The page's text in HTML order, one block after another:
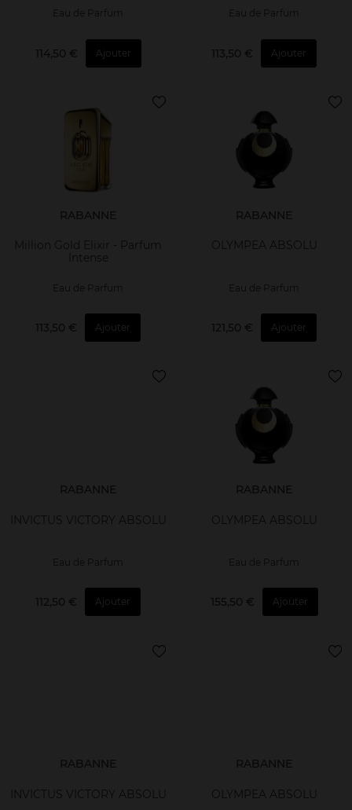
Eau de Parfum
114,50 € Ajouter
Eau de Parfum
113,50 € Ajouter
RABANNE
Million Gold Elixir - Parfum
Intense
Eau de Parfum
113,50 € Ajouter
RABANNE
OLYMPEA ABSOLU
Eau de Parfum
121,50 € Ajouter
RABANNE
INVICTUS VICTORY ABSOLU
Eau de Parfum
112,50 € Ajouter
RABANNE
OLYMPEA ABSOLU
Eau de Parfum
155,50 € Ajouter
RABANNE
INVICTUS VICTORY ABSOLU
RABANNE
OLYMPEA ABSOLU